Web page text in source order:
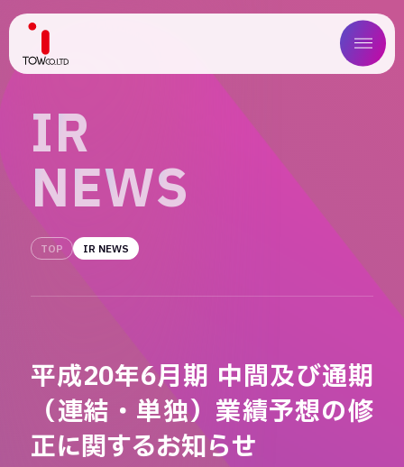
ABOUT US
WORKS
COMPANY
IR
IR
NEWS
TOP IR NEWS
平成20年6月期 中間及び通期
（連結・単独）業績予想の修
正に関するお知らせ